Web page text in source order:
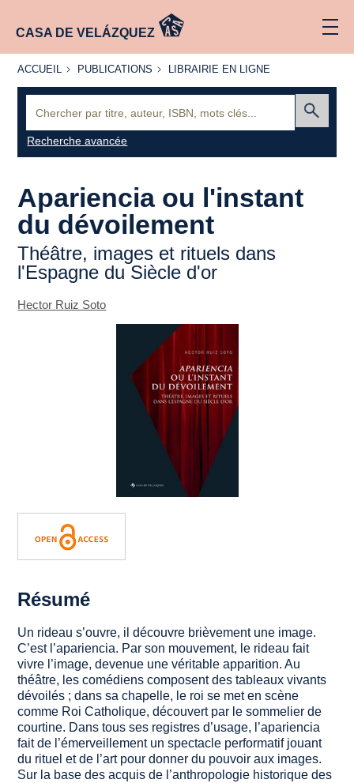
CASA DE VELÁZQUEZ
ACCUEIL
ACCUEIL PUBLICATIONS
PUBLICATIONS
LIBRAIRIE
LIBRAIRIE EN LIGNE
Recherche avancée
Aparienciaou l'instant
du dévoilement
Théâtre, images et rituels dans
l'Espagne du Siècle d'or
Hector Ruiz Soto
Résumé
Un rideau s’ouvre, il découvre brièvement une image.
C’est l’apariencia. Par son mouvement, le rideau fait
vivre l’image, devenue une véritable apparition. Au
théâtre, les comédiens composent des tableaux vivants
dévoilés ; dans sa chapelle, le roi se met en scène
comme Roi Catholique, découvert par le sommelier de
courtine. Dans tous ses registres d’usage, l’apariencia
fait de l’émerveillement un spectacle performatif jouant
du rituel et de l’art pour donner du pouvoir aux images.
Sur la base des acquis de l’anthropologie historique des